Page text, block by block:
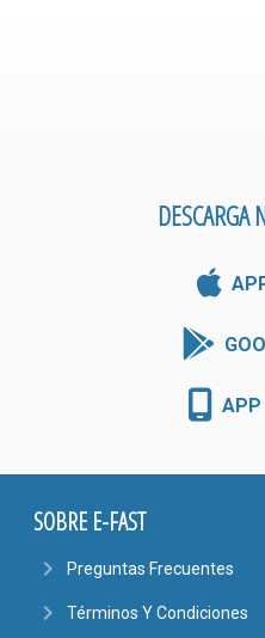
DESCARGA
APP
SOBRE E-FAST
navigate_next Preguntas Frecuentes
navigate_next Términos Y Condiciones